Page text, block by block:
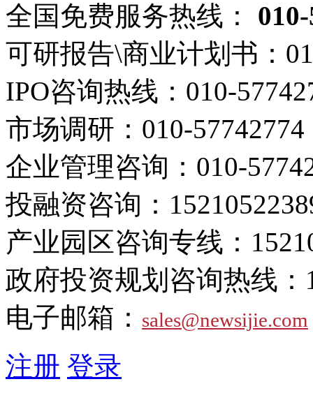
全国免费服务热线：
可研报告\商业计划书：
IPO咨询热线： 010-
市场调研： 010-57742774
企业管理咨询： 010-
投融资咨询：
产业园区咨询专线：
政府投资规划咨询热线：
电子邮箱： sales@newsijie.com
注册 登录